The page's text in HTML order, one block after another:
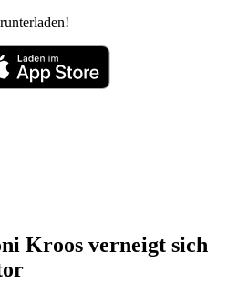
Kroos verneigt sich